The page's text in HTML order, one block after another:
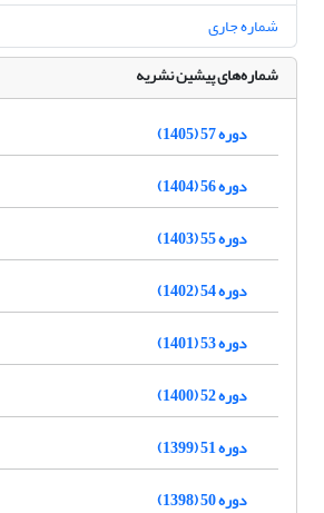
شماره جاری
شماره‌های پیشین نشریه
دوره 57 (1405)
دوره 56 (1404)
دوره 55 (1403)
دوره 54 (1402)
دوره 53 (1401)
دوره 52 (1400)
دوره 51 (1399)
دوره 50 (1398)